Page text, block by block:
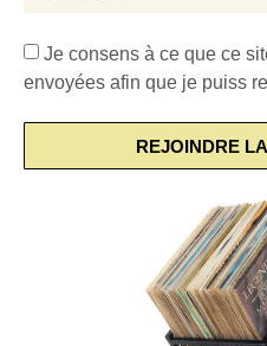
Je consens à ce que ce
envoyées afin que je puiss
REJOINDRE